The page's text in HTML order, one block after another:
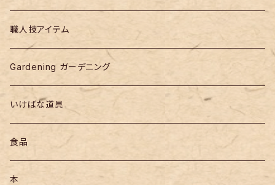
職人技アイテム
Gardening ガーデニング
いけばな道具
食品
本